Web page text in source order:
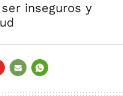
inseguros y